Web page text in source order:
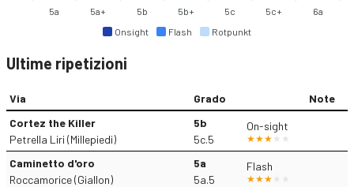
Onsight Flash Rotpunkt
5a 5a+ 5b 5b+ 5c 5c+ 6a
Ultime ripetizioni
Via Grado
Note
Cortez the Killer
Petrella Liri (Millepiedi)
5b
5c.5
On-sight
Caminetto d'oro
Roccamorice (Giallon)
5a
5a.5
Flash